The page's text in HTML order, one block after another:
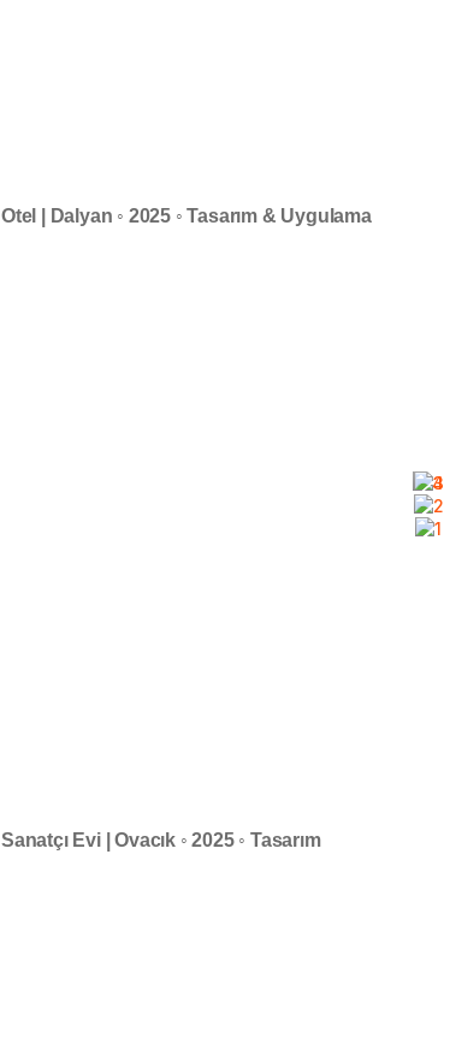
Otel | Dalyan ◦ 2025 ◦ Tasarım & Uygulama
Sanatçı Evi | Ovacık ◦ 2025 ◦ Tasarım